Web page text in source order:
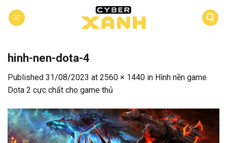
hinh-nen-dota-4
Published 31/08/2023 at 2560 × 1440 in Hình nền game
Dota 2 cực chất cho game thủ